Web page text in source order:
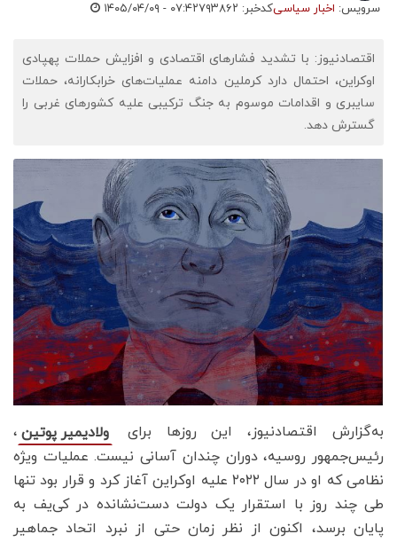
سرویس: اخبار سیاسیکدخبر: ۷۹۳۸۶۲ ۱۴۰۵/۰۴/۰۹ - ۰۷:۴۲
اقتصادنیوز: با تشدید فشارهای اقتصادی و افزایش حملات پهپادی
اوکراین، احتمال دارد کرملین دامنه عملیات‌های خرابکارانه، حملات
سایبری و اقدامات موسوم به جنگ ترکیبی علیه کشورهای غربی را
گسترش دهد.
به‌گزارش اقتصادنیوز، این روزها برای ولادیمیر پوتین ،
رئیس‌جمهور روسیه، دوران چندان آسانی نیست. عملیات ویژه
نظامی که او در سال ۲۰۲۲ علیه اوکراین آغاز کرد و قرار بود تنها
طی چند روز با استقرار یک دولت دست‌نشانده در کی‌یف به
پایان برسد، اکنون از نظر زمان حتی از نبرد اتحاد جماهیر